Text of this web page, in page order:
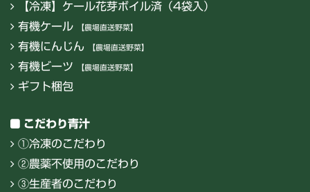
【冷凍】ケール花芽ボイル済（4袋入）
有機ケール
【農場直送野菜】
有機にんじん 【農場直送野菜】
有機ビーツ 【農場直送野菜】
ギフト梱包
こだわり青汁
①冷凍のこだわり
②農薬不使用のこだわり
③生産者のこだわり